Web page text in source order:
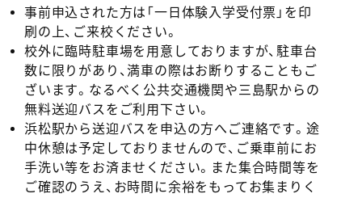
事前申込された方は「一日体験入学受付票」を印
刷の上、ご来校ください。
校外に臨時駐車場を用意しておりますが、駐車台
数に限りがあり、満車の際はお断りすることもご
ざいます。なるべく公共交通機関や三島駅からの
無料送迎バスをご利用下さい。
浜松駅から送迎バスを申込の方へご連絡です。途
中休憩は予定しておりませんので、ご乗車前にお
手洗い等をお済ませください。また集合時間等を
ご確認のうえ、お時間に余裕をもってお集まりく